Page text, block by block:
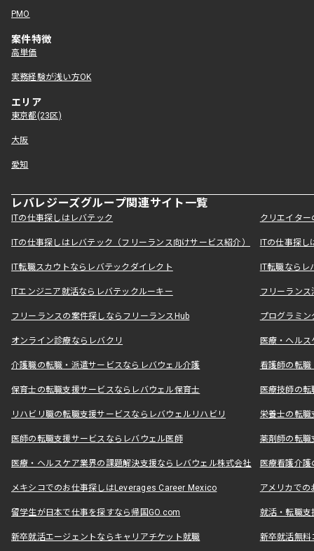
PMO
案件特徴
高単価
実務経験が浅い方OK
エリア
東京都(23区)
大阪
愛知
レバレジーズグループ関連サイト一覧
ITの仕事探しはレバテック クリエイタ
ITの仕事探しはレバテック（フリーランス向けサービス紹介） ITの仕事探
IT転職スカウトならレバテックダイレクト IT転職なら
ITエンジニア就活ならレバテックルーキー フリーラン
フリーランスの案件探しならフリーランスHub プログラミ
オンライン診療ならレバクリ 医療・ヘル
介護職の転職・派遣サービスならレバウェル介護 看護師の転
保育士の転職支援サービスならレバウェル保育士 医療技師の
リハビリ職の転職支援サービスならレバウェルリハビリ 栄養士の転
医師の転職支援サービスならレバウェル医師 薬剤師の転
医療・ヘルスケア業界の課題解決支援ならレバウェル株式会社 医療看護介
メキシコでのお仕事探しはLeverages Career Mexico アメリカで
留学生が日本で仕事を探すなら帰国GO.com 就活・転職
新卒就活エージェントならキャリアチケット就職 新卒就活無料